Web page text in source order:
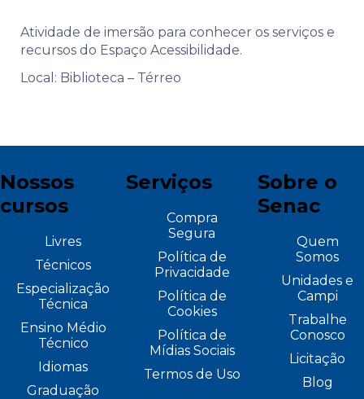
Atividade de imersão para conhecer os serviços e
recursos do Espaço Acessibilidade.
Local: Biblioteca – Térreo
Nossos
cursos
Livres
Técnicos
Especialização
Técnica
Ensino Médio
Técnico
Idiomas
Graduação
Serviços
Compra
Segura
Política de
Privacidade
Política de
Cookies
Política de
Mídias Sociais
Termos de Uso
Sobre o
Senac
Quem
Somos
Unidades e
Campi
Trabalhe
Conosco
Licitação
Blog